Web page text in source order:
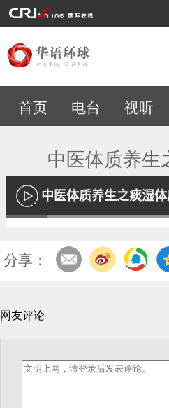
首页 电台 视听
中医体质养生
播
放
中医体质养生之痰湿
Loaded:
分享：
网友评论